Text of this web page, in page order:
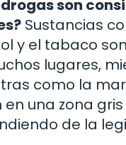
drogas son
Sustancias
y el tabaco
lugares,
como la
en una zona gris
de la